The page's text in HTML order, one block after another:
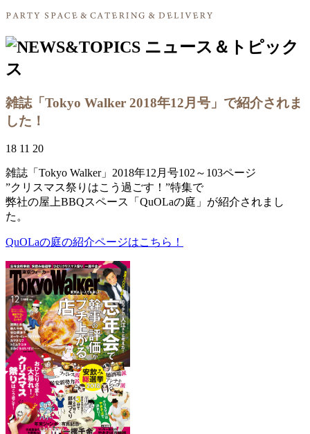
雑誌「Tokyo Walker 2018年12月号」で紹介されま
した！
18 11 20
雑誌「Tokyo Walker」2018年12月号102～103ページ
”クリスマス祭りはこう過ごす！”特集で
弊社の屋上BBQスペース「QuOLaの庭」が紹介されまし
た。
QuOLaの庭の紹介ページはこちら！